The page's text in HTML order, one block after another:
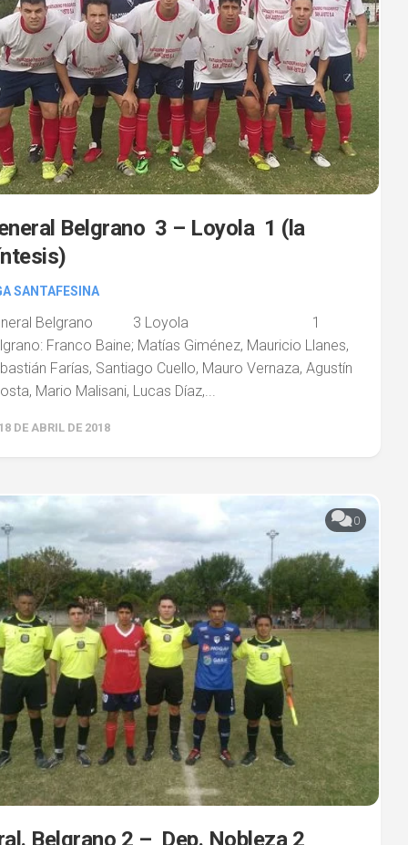
Belgrano 3 – Loyola 1 (la
SANTAFESINA
Belgrano 3 Loyola 1
Franco Baine; Matías Giménez, Mauricio Llanes,
Farías, Santiago Cuello, Mauro Vernaza, Agustín
Mario Malisani, Lucas Díaz,...
DE ABRIL DE 2018
0
Belgrano 2 – Dep. Nobleza 2